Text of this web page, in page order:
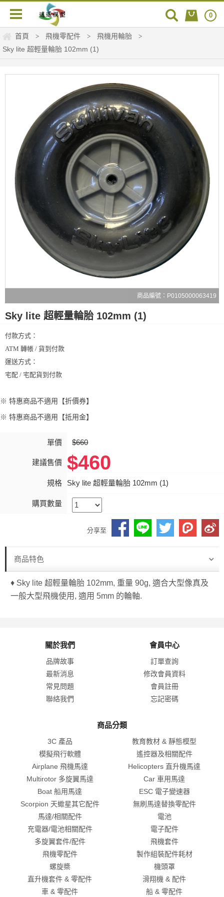
0
首頁 > 飛機零配件 > 飛機用輪胎 >
Sky lite 超輕量輪胎 102mm (1)
商品編號：P0105000063419
Sky lite 超輕量輪胎 102mm (1)
付款方式：
ATM 轉帳 / 貨到付款
運送方式：
宅配 / 宅配貨到付款
※ 特惠商品不適用【折價券】
※ 特惠商品不適用【抵用金】
單價 $660
建議售價 $460
規格 Sky lite 超輕量輪胎 102mm (1)
購買數量
分享至
商品特色
♦ Sky lite 超輕量輪胎 102mm, 重量 90g, 適合大型像真及
一般大型飛機使用, 適用 5mm 的輪軸.
關於我們
品牌故事
最新消息
常見問題
聯絡我們
會員中心
訂單查詢
修改會員資料
會員註冊
忘記密碼
商品分類
3C 產品
教育教材 & 靜態模型
模擬飛行軟體
遙控器及相關配件
Airplane 飛機馬達
Helicopters 直升機馬達
Multirotor 多旋翼馬達
Car 車用馬達
Boat 船用馬達
ESC 電子變速器
Scorpion 天蠍星其它配件
無刷馬達替換零配件
馬達/相關配件
電池
充電器/電池相關配件
電子配件
多旋翼套件/配件
飛機套件
飛機零配件
製作組裝配件耗材
螺旋槳
機頭罩
直升機套件 & 零配件
滑翔機 & 配件
車 & 零配件
船 & 零配件